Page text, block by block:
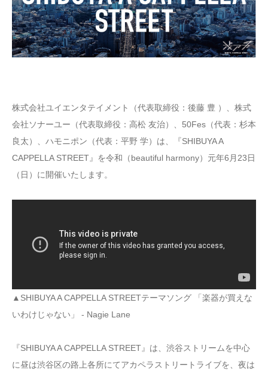
株式会社ユイエンタテイメント（代表取締役：後藤 豊 ）、株式
会社ソナーユー（代表取締役：高松 友治）、50Fes（代表：杉本
良太）、ハモニポン（代表：平野 学）は、『SHIBUYA A
CAPPELLA STREET』を令和（beautiful harmony）元年6月23日
（日）に開催いたします。
▲SHIBUYA A CAPPELLA STREETテーマソング 「楽器が買えな
いわけじゃない」 - Nagie Lane
『SHIBUYA A CAPPELLA STREET』は、渋谷ストリームを中心
に昼は渋谷区の路上各所にてアカペラストリートライブを、夜は